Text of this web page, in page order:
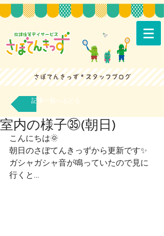
記事一覧へもどる
室内の様子㉟(朝日)
こんにちは🌞
朝日のさぼてんきっずから更新です✨
ガシャガシャ音が鳴っていたので見に
行くと…